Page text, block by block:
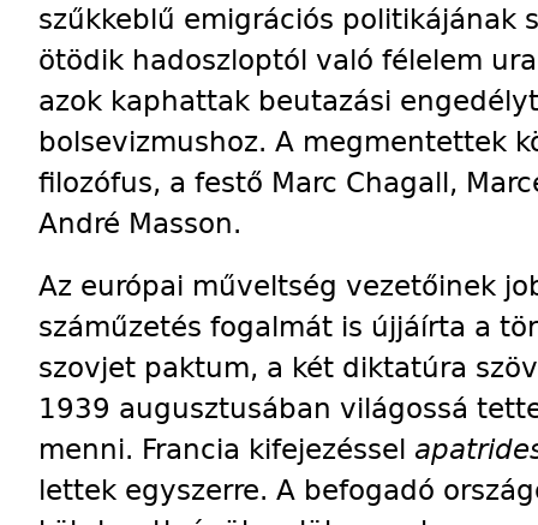
szűkkeblű emigrációs politikájának
ötödik hadoszloptól való félelem
azok kaphattak beutazási
bolsevizmushoz. A megmentettek
filozófus, a festő Marc Chagall,
André Masson.
Az európai műveltség vezetőinek
száműzetés fogalmát is újjáírta a
szovjet paktum, a két diktatúra
1939 augusztusában világossá
menni. Francia kifejezéssel
lettek egyszerre. A befogadó